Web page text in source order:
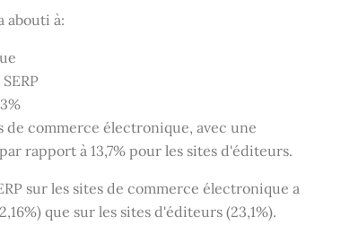
abouti à:
de commerce électronique, avec une
rapport à 13,7% pour les sites d'éditeurs.
sur les sites de commerce électronique a
que sur les sites d'éditeurs (23,1%).